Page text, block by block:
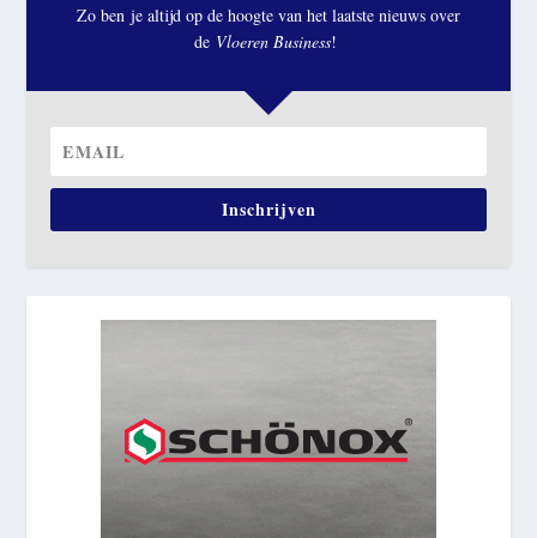
Zo ben je altijd op de hoogte van het laatste nieuws over
de Vloeren Business!
Inschrijven